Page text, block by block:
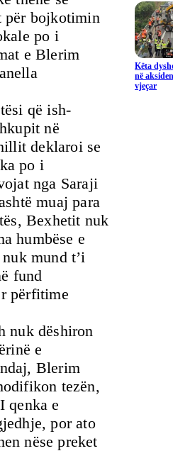
për bojkotimin
po i
e Blerim
që ish-
në
deklaroi se
po i
nga Saraji
muaj para
Bexhetit nuk
humbëse e
mund t’i
fund
përfitime
nuk dëshiron
e
Blerim
tezën,
qenka e
por ato
nëse preket
Këta
në
vjeçar